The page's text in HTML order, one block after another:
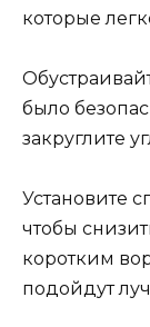
которые
было
закруглите
Установите
чтобы
коротким
подойдут